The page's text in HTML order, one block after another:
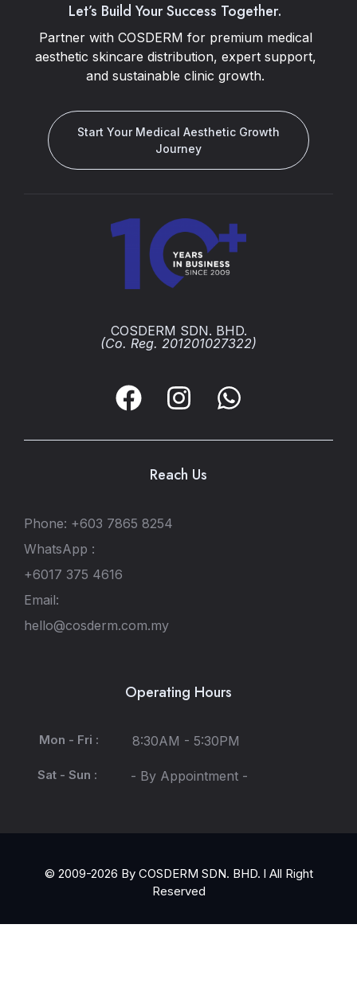
Let’s Build Your Success Together.
Partner with COSDERM for premium medical
aesthetic skincare distribution, expert support,
and sustainable clinic growth.
Start Your Medical Aesthetic Growth
Journey
COSDERM SDN. BHD.
(Co. Reg. 201201027322)
Reach Us
Phone: +603 7865 8254
WhatsApp :
+6017 375 4616
Email:
hello@cosderm.com.my
Operating Hours
Mon - Fri : 8:30AM - 5:30PM
Sat - Sun : - By Appointment -
© 2009-2026 By COSDERM SDN. BHD. l All Right
Reserved